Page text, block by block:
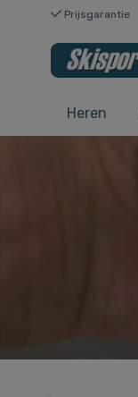
Prijsgarantie
Heren